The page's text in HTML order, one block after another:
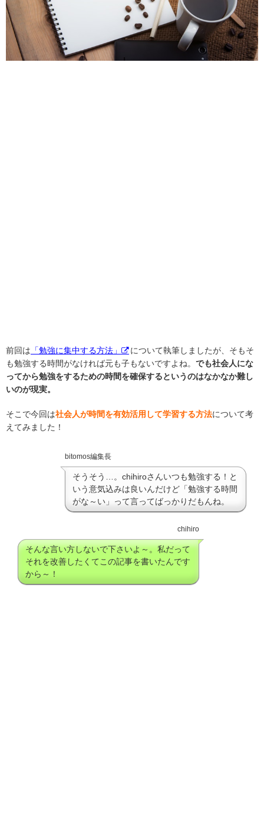
前回は 「勉強に集中する方法」
について執筆しましたが、そもそ
も勉強する時間がなければ元も子もないですよね。 でも社会人にな
ってから勉強をするための時間を確保するというのはなかなか難し
いのが現実。
そこで今回は社会人が時間を有効活用して学習する方法について考
えてみました！
bitomos編集長
そうそう…。chihiroさんいつも勉強する！と
いう意気込みは良いんだけど「勉強する時間
がな～い」って言ってばっかりだもんね。
chihiro
そんな言い方しないで下さいよ～。私だって
それを改善したくてこの記事を書いたんです
から～！